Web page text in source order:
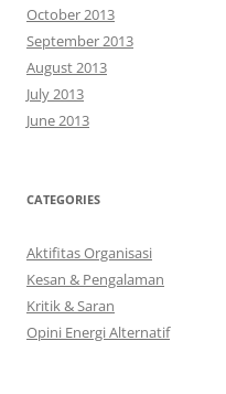
October 2013
September 2013
August 2013
July 2013
June 2013
CATEGORIES
Aktifitas Organisasi
Kesan & Pengalaman
Kritik & Saran
Opini Energi Alternatif